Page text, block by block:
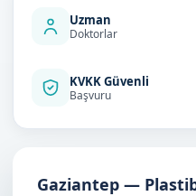
Uzman
Doktorlar
KVKK Güvenli
Başvuru
Gaziantep —